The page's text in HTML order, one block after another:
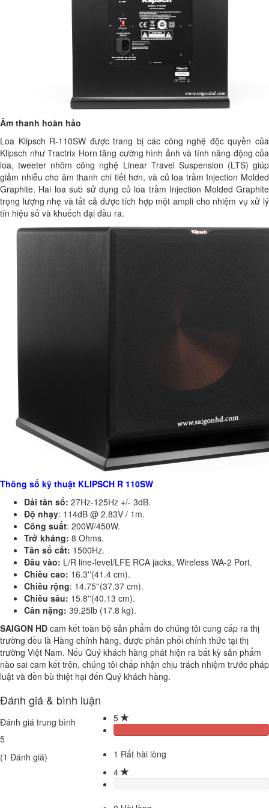
Âm thanh hoàn hảo
Loa Klipsch R-110SW được trang bị các công nghệ độc quyền của
Klipsch như Tractrix Horn tăng cường hình ảnh và tính năng động của
loa, tweeter nhôm công nghệ Linear Travel Suspension (LTS) giúp
giảm nhiễu cho âm thanh chi tiết hơn, và củ loa trầm Injection Molded
Graphite. Hai loa sub sử dụng củ loa trầm Injection Molded Graphite
trọng lượng nhẹ và tất cả được tích hợp một ampli cho nhiệm vụ xử lý
tín hiệu số và khuếch đại đầu ra.
Thông số kỹ thuật KLIPSCH R 110SW
Dải tần số: 27Hz-125Hz +/- 3dB.
Độ nhạy: 114dB @ 2.83V / 1m.
Công suất: 200W/450W.
Trở kháng: 8 Ohms.
Tần số cắt: 1500Hz.
Đầu vào: L/R line-level/LFE RCA jacks, Wireless WA-2 Port.
Chiều cao: 16.3''(41.4 cm).
Chiều rộng: 14.75''(37.37 cm).
Chiều sâu: 15.8''(40.13 cm).
Cân nặng: 39.25lb (17.8 kg).
SAIGON HD cam kết toàn bộ sản phẩm do chúng tôi cung cấp ra thị
trường đều là Hàng chính hãng, được phân phối chính thức tại thị
trường Việt Nam. Nếu Quý khách hàng phát hiện ra bất kỳ sản phẩm
nào sai cam kết trên, chúng tôi chấp nhận chịu trách nhiệm trước pháp
luật và đền bù thiệt hại đến Quý khách hàng.
Đánh giá & bình luận
Đánh giá trung bình
5
(1 Đánh giá)
5
1 Rất hài lòng
4